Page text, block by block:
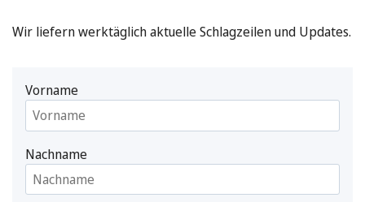
Wir liefern werktäglich aktuelle Schlagzeilen und Updates.
Vorname
Nachname